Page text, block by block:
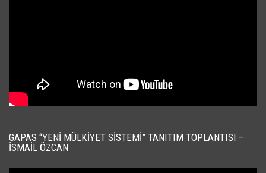
GAPAS “YENI MÜLKIYET SISTEMI” TANITIM TOPLANTISI –
İSMAIL ÖZCAN